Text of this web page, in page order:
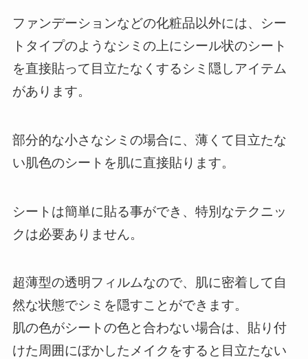
ファンデーションなどの化粧品以外には、シー
トタイプのようなシミの上にシール状のシート
を直接貼って目立たなくするシミ隠しアイテム
があります。
部分的な小さなシミの場合に、薄くて目立たな
い肌色のシートを肌に直接貼ります。
シートは簡単に貼る事ができ、特別なテクニッ
クは必要ありません。
超薄型の透明フィルムなので、肌に密着して自
然な状態でシミを隠すことができます。
肌の色がシートの色と合わない場合は、貼り付
けた周囲にぼかしたメイクをすると目立たない